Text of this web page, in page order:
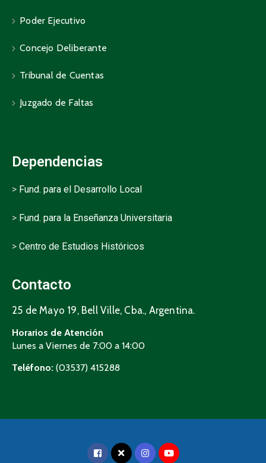
Poder Ejecutivo
Concejo Deliberante
Tribunal de Cuentas
Juzgado de Faltas
Dependencias
> Fund. para el Desarrollo Local
> Fund. para la Enseñanza Universitaria
> Centro de Estudios Históricos
Contacto
25 de Mayo 19, Bell Ville, Cba., Argentina.
Horarios de Atención
Lunes a Viernes de 7:00 a 14:00
Teléfono: (03537) 415288